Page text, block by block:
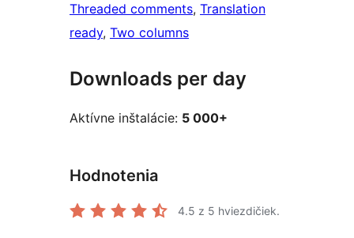
Threaded comments, Translation
ready, Two columns
Downloads per day
Aktívne inštalácie: 5 000+
Hodnotenia
4.5 z 5 hviezdičiek.